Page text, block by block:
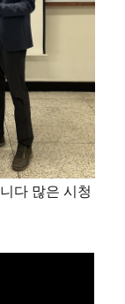
다 많은 시청